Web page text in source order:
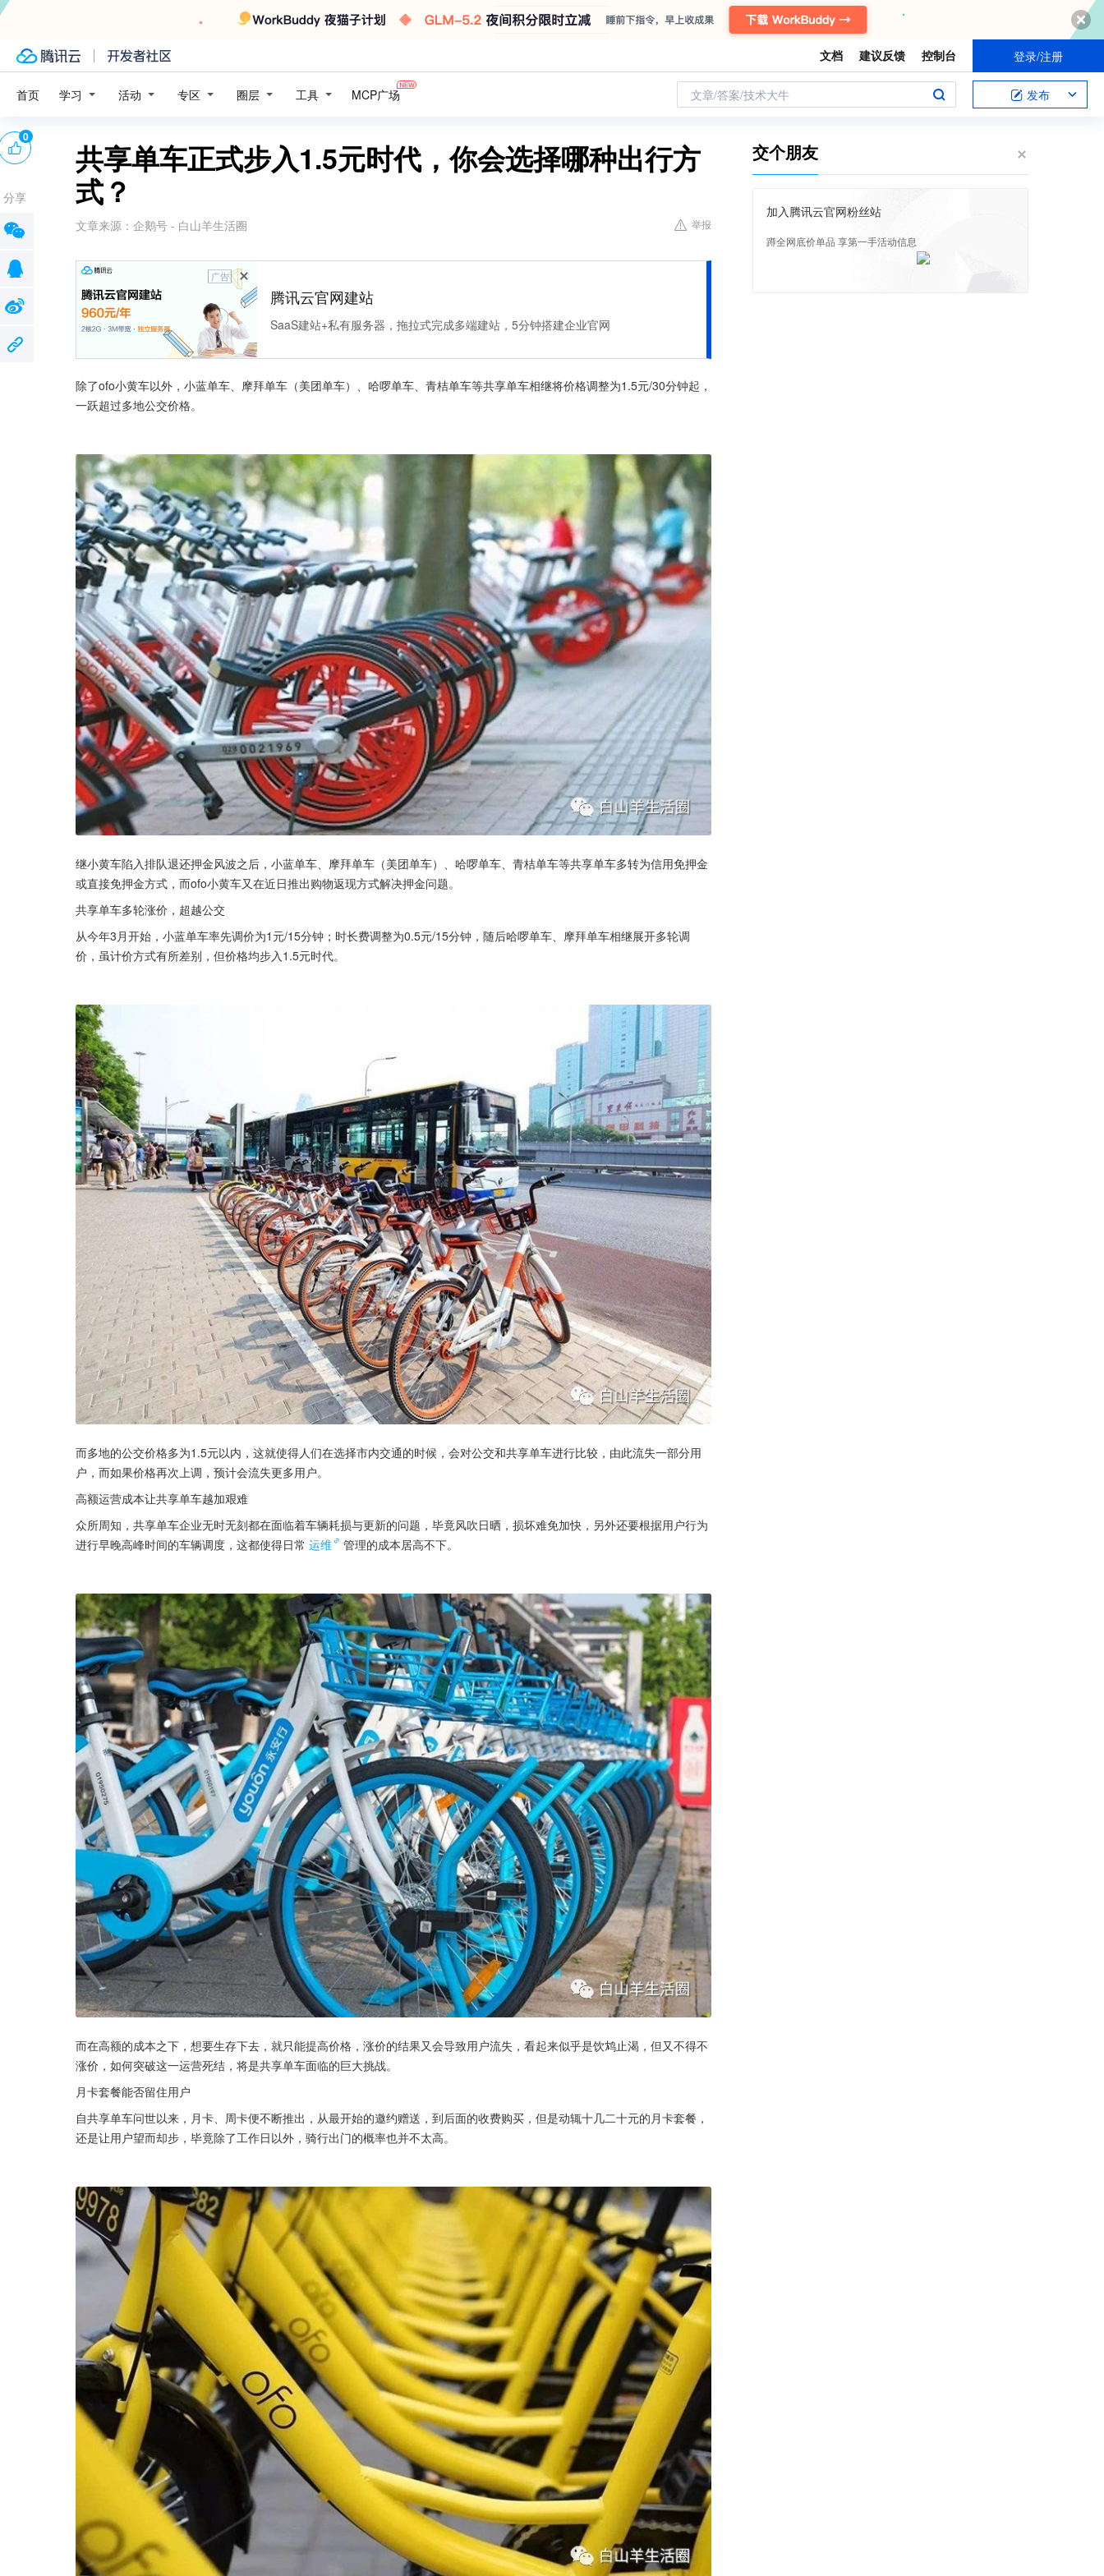
文档 建议反馈 控制台 登录/注册
首页 学习 活动 专区 圈层 工具 MCP广场 文章/答案/技术大牛 发布
共享单车正式步入1.5元时代，你会选择哪种出行方
式？
文章来源： 企鹅号 - 白山羊生活圈 举报
广告
腾讯云官网建站
SaaS建站+私有服务器，拖拉式完成多端建站，5分钟搭建企业官网
除了ofo小黄车以外，小蓝单车、摩拜单车（美团单车）、哈啰单车、青桔单车等共享单车相继将价格调整为1.5元/30分钟起，
一跃超过多地公交价格。
继小黄车陷入排队退还押金风波之后，小蓝单车、摩拜单车（美团单车）、哈啰单车、青桔单车等共享单车多转为信用免押金
或直接免押金方式，而ofo小黄车又在近日推出购物返现方式解决押金问题。
共享单车多轮涨价，超越公交
从今年3月开始，小蓝单车率先调价为1元/15分钟；时长费调整为0.5元/15分钟，随后哈啰单车、摩拜单车相继展开多轮调
价，虽计价方式有所差别，但价格均步入1.5元时代。
而多地的公交价格多为1.5元以内，这就使得人们在选择市内交通的时候，会对公交和共享单车进行比较，由此流失一部分用
户，而如果价格再次上调，预计会流失更多用户。
高额运营成本让共享单车越加艰难
众所周知，共享单车企业无时无刻都在面临着车辆耗损与更新的问题，毕竟风吹日晒，损坏难免加快，另外还要根据用户行为
进行早晚高峰时间的车辆调度，这都使得日常 运维 管理的成本居高不下。
而在高额的成本之下，想要生存下去，就只能提高价格，涨价的结果又会导致用户流失，看起来似乎是饮鸩止渴，但又不得不
涨价，如何突破这一运营死结，将是共享单车面临的巨大挑战。
月卡套餐能否留住用户
自共享单车问世以来，月卡、周卡便不断推出，从最开始的邀约赠送，到后面的收费购买，但是动辄十几二十元的月卡套餐，
还是让用户望而却步，毕竟除了工作日以外，骑行出门的概率也并不太高。
0
分享
交个朋友
加入腾讯云官网粉丝站
蹲全网底价单品 享第一手活动信息